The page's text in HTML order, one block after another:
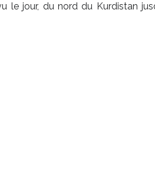
le jour, du nord du Kurdistan